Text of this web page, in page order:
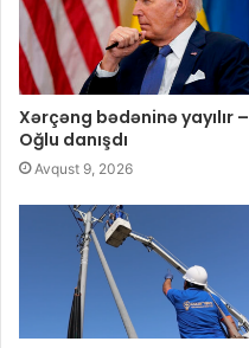
Xərçəng bədəninə yayılır –
Oğlu danışdı
Avqust 9, 2026